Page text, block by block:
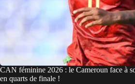
CAN féminine 2026 : le Cameroun face à
en quarts de finale !